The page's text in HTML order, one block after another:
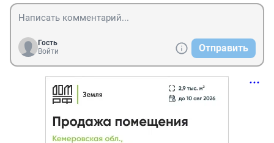
Гость
Войти
Отправить